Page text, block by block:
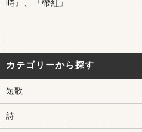
時』、『帶紅』
カテゴリーから探す
短歌
詩